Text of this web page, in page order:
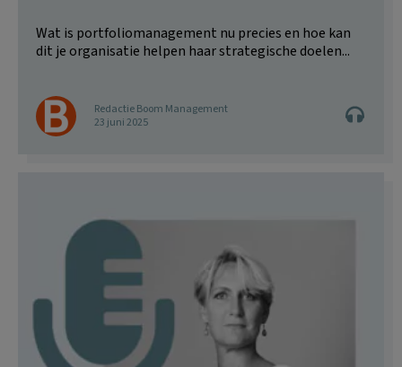
Wat is portfoliomanagement nu precies en hoe kan
dit je organisatie helpen haar strategische doelen...
Redactie Boom Management
23 juni 2025